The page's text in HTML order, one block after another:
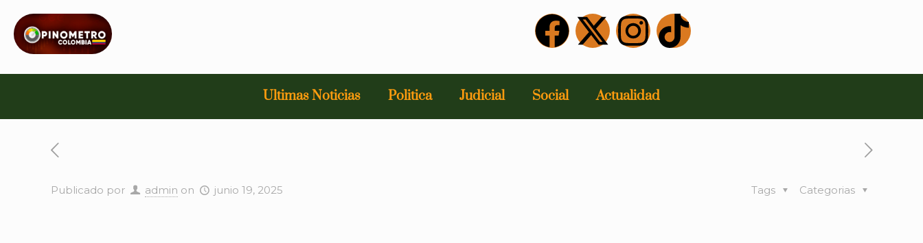
Ultimas Noticias Politica Judicial Social Actualidad
Publicado por admin on junio 19, 2025 Categorias
Tags